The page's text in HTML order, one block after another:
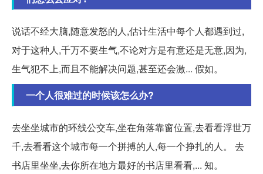
说话不经大脑,随意发怒的人,估计生活中每个人都遇到过,
对于这种人,千万不要生气,不论对方是有意还是无意,因为,
生气犯不上,而且不能解决问题,甚至还会激... 假如。
一个人很难过的时候该怎么办?
去坐坐城市的环线公交车,坐在角落靠窗位置,去看看浮世万
千,去看看这个城市每一个拼搏的人,每一个挣扎的人。 去
书店里坐坐,去你所在地方最好的书店里看看,... 知。